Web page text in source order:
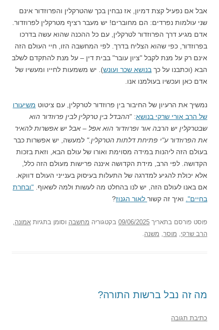
אבל אם נפעיל קצת דמיון, אז נבחין בכך שהטרקלין והפרוזדור אינם
שני עולמות נפרדים: הם מחוברים! יש מעבר רציף מטרקלין לפרוזדור.
אדם מגיע דרך הפרוזדור לטרקלין, עם כל ההכנה שהוא עשה בדרכו
בפרוזדור, כפי שהוא הצליח בדרך. לפי המחשבה הזו, חיי העולם הזה
אינם רק על מנת לקבל "ציון עובר" בבית דין – על מנת להתקדם לשלב
הבא (וכתבנו על כך בנושא שכר ועונש). יש משמעות לחייו ומעשיו של
אדם כאן ועכשיו בעולמנו אנו.
נמשיך את הרעיון של החיבור בין פרוזדור לטרקלין, עם ציטוט משיעורו
של הרב אורי שרקי בנושא: "ההבדל בין טרקלין לבין פרוזדור הוא
שבטרקלין יש הרבה אור ופרוזדור הוא אפל – אבל יש אפשרות להאיר
את הפרוזדור ע"י פתיחת דלתות הטרקלין." למעשה, יש אפשרות כבר
בעולם הזה ליהנות במידה מסוימת ואורו של עולם הבא, וזאת בזכות
הקדושה. לפי הרב, מידת הקדושה איננה פרישות מעולם הזה כלל,
אלא יכולת להגיע למדרגה של התעלות בעיסוק בענייני העולם דווקא.
אם באנו לעולם הזה, יש לנו בהחלט מה לעשות ולמה לשאוף. "ובחרת
בחיים". ואיך זה קשור לאור הגנוז?
פוסט פורסם בתאריך 09/06/2025 בקטגוריה מחשבה וסומן בתגיות אמונה
הרב שרקי
מוסר משנה
מה זה נבל ברשות התורה?
כתיבת תגובה